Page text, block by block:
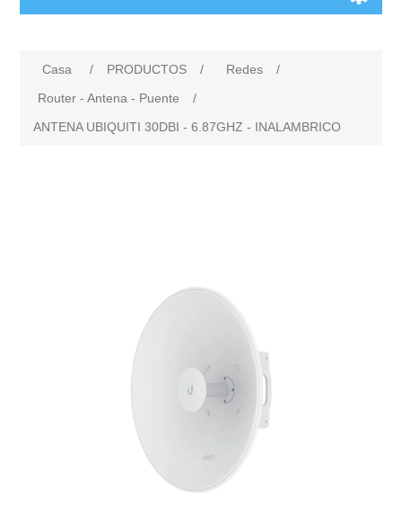
Casa / PRODUCTOS / Redes
/
Router - Antena - Puente
/
ANTENA UBIQUITI 30DBI - 6.87GHZ - INALAMBRICO